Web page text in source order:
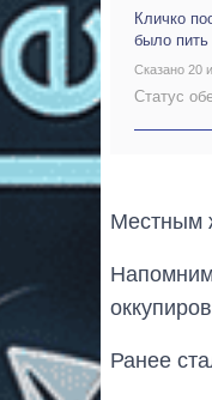
Кличко
было пить
Сказано 20
Статус
Местным
Ранее